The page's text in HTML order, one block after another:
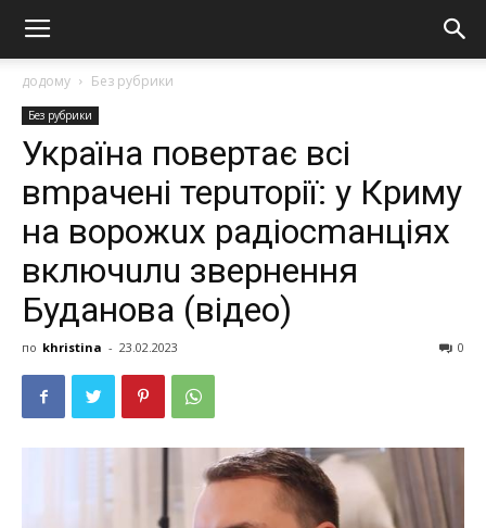
додому Без рубрики
Без рубрики
Україна повертає всі
вmрачені терuторії: у Криму
на ворожuх радіосmанціях
включuлu звернення
Буданова (відео)
по khristina - 23.02.2023 0